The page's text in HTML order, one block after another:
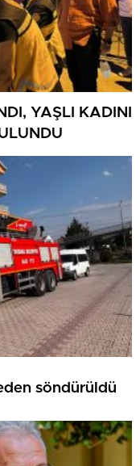
YAŞLI KADINI
söndürüldü